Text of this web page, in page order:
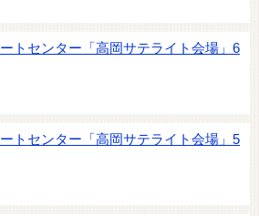
トセンター「高岡サテライト会場」6
トセンター「高岡サテライト会場」5